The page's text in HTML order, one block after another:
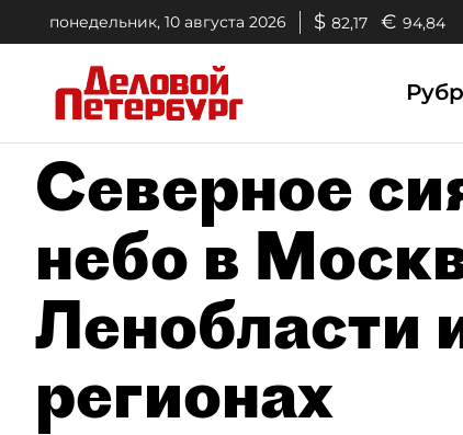
понедельник, 10 августа 2026 $ 82,17 € 94,84
Северное
небо в
Ленобласти
регионах